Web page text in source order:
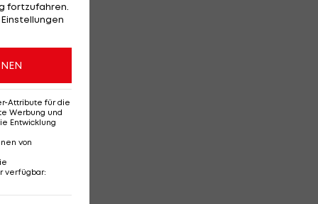
fortzufahren.
Attribute für die
Werbung und
Entwicklung
von
verfügbar: